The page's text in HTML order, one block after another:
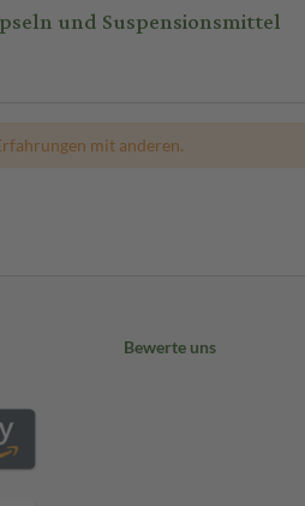
und Suspensionsmittel
mit anderen.
Bewerte uns